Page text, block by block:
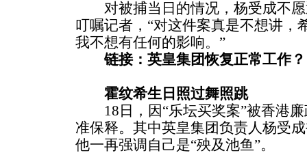
对被捕当日的情况，杨受成不愿
叮嘱记者，“对这件案真是不想讲，
我不想有任何的影响。”
链接：英皇集团恢复正常工作？
霍纹希生日照过舞照跳
18日，因“乐坛买奖案”被香港廉
准保释。其中英皇集团负责人杨受
他一再强调自己是“殃及池鱼”。